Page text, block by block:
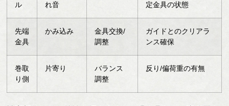
ル
れ音
定金具の状態
先端
金具
かみ込み
金具交換/
調整
ガイドとのクリアラ
ンス確保
巻取
り側
片寄り
バランス
調整
反り/偏荷重の有無